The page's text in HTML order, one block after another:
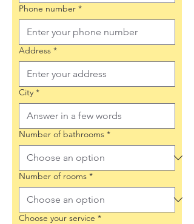
Phone number *
Address *
City *
Number of bathrooms *
Number of rooms *
Choose your service *